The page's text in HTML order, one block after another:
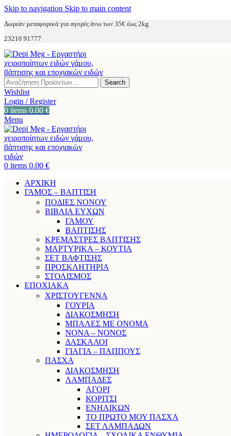
Skip to navigation Skip to main content
Δωρεάν μεταφορικά για αγορές άνω των 35€ έως 2kg
23210 91777
Search
Wishlist
Login / Register
0 items 0.00 €
Menu
0 items 0.00 €
ΑΡΧΙΚΗ
ΓΑΜΟΣ – ΒΑΠΤΙΣΗ
ΠΟΔΙΕΣ ΝΟΝΟΥ
ΒΙΒΛΙΑ ΕΥΧΩΝ
ΓΑΜΟΥ
ΒΑΠΤΙΣΗΣ
ΚΡΕΜΑΣΤΡΕΣ ΒΑΠΤΙΣΗΣ
ΜΑΡΤΥΡΙΚΑ – ΚΟΥΤΙΑ
ΣΕΤ ΒΑΦΤΙΣΗΣ
ΠΡΟΣΚΛΗΤΗΡΙΑ
ΣΤΟΛΙΣΜΟΣ
ΕΠΟΧΙΑΚΑ
ΧΡΙΣΤΟΥΓΕΝΝΑ
ΓΟΥΡΙΑ
ΔΙΑΚΟΣΜΗΣΗ
ΜΠΑΛΕΣ ΜΕ ΟΝΟΜΑ
ΝΟΝΑ – ΝΟΝΟΣ
ΔΑΣΚΑΛΟΙ
ΓΙΑΓΙΑ – ΠΑΠΠΟΥΣ
ΠΑΣΧΑ
ΔΙΑΚΟΣΜΗΣΗ
ΛΑΜΠΑΔΕΣ
ΑΓΟΡΙ
ΚΟΡΙΤΣΙ
ΕΝΗΛΙΚΩΝ
ΤΟ ΠΡΩΤΟ ΜΟΥ ΠΑΣΧΑ
ΣΕΤ ΛΑΜΠΑΔΩΝ